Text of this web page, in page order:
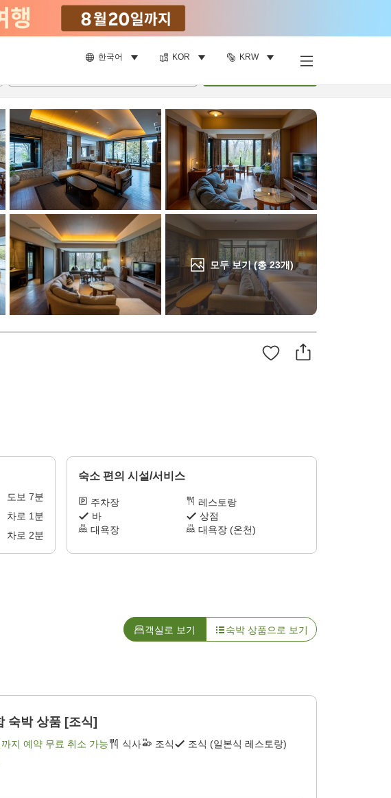
한국어 KOR KRW
모두 보기 (총23개)
도보 7분
차로 1분
차로 2분
숙소 편의 시설/서비스
주차장
레스토랑
바
상점
대욕장
대욕장 (온천)
객실로 보기 숙박 상품으로 보기
숙박 상품 [조식]
까지 예약 무료 취소 가능 식사 조식 조식 (일본식 레스토랑)